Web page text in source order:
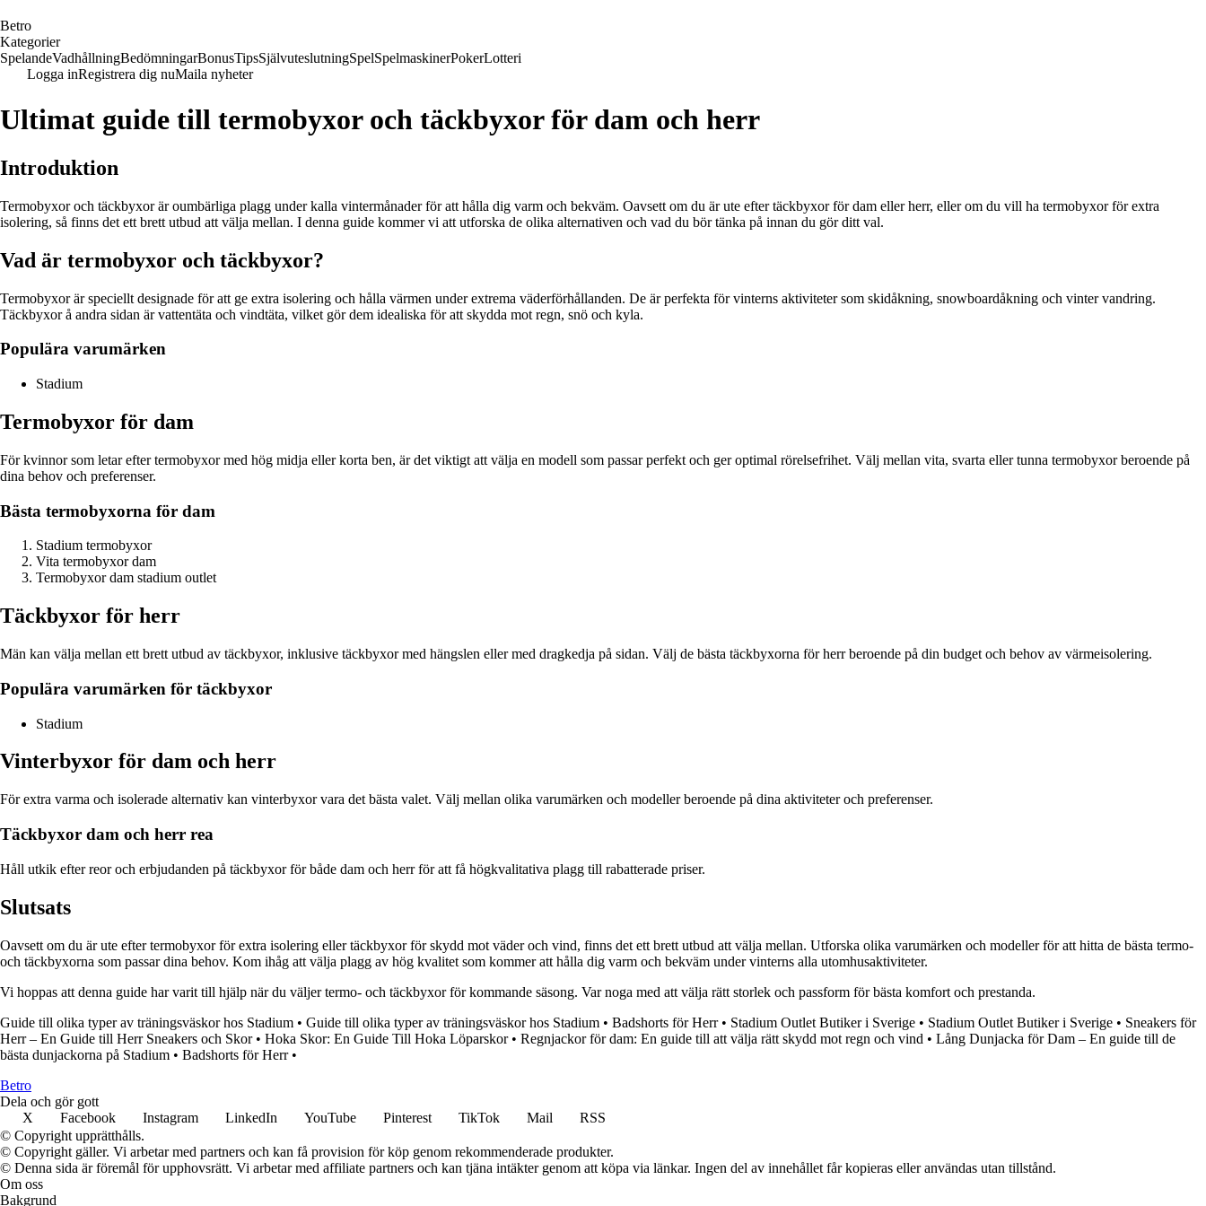
Betro
Kategorier
SpelandeVadhållningBedömningarBonusTipsSjälvuteslutningSpelSpelmaskinerPokerLotteri
Logga inRegistrera dig nuMaila nyheter
Ultimat guide till termobyxor och täckbyxor för dam och herr
Introduktion
Termobyxor och täckbyxor är oumbärliga plagg under kalla vintermånader för att hålla dig varm och bekväm. Oavsett om du är ute efter täckbyxor för dam eller herr, eller om du vill ha termobyxor för extra
isolering, så finns det ett brett utbud att välja mellan. I denna guide kommer vi att utforska de olika alternativen och vad du bör tänka på innan du gör ditt val.
Vad är termobyxor och täckbyxor?
Termobyxor är speciellt designade för att ge extra isolering och hålla värmen under extrema väderförhållanden. De är perfekta för vinterns aktiviteter som skidåkning, snowboardåkning och vinter vandring.
Täckbyxor å andra sidan är vattentäta och vindtäta, vilket gör dem idealiska för att skydda mot regn, snö och kyla.
Populära varumärken
Stadium
Termobyxor för dam
För kvinnor som letar efter termobyxor med hög midja eller korta ben, är det viktigt att välja en modell som passar perfekt och ger optimal rörelsefrihet. Välj mellan vita, svarta eller tunna termobyxor beroende på
dina behov och preferenser.
Bästa termobyxorna för dam
Stadium termobyxor
Vita termobyxor dam
Termobyxor dam stadium outlet
Täckbyxor för herr
Män kan välja mellan ett brett utbud av täckbyxor, inklusive täckbyxor med hängslen eller med dragkedja på sidan. Välj de bästa täckbyxorna för herr beroende på din budget och behov av värmeisolering.
Populära varumärken för täckbyxor
Stadium
Vinterbyxor för dam och herr
För extra varma och isolerade alternativ kan vinterbyxor vara det bästa valet. Välj mellan olika varumärken och modeller beroende på dina aktiviteter och preferenser.
Täckbyxor dam och herr rea
Håll utkik efter reor och erbjudanden på täckbyxor för både dam och herr för att få högkvalitativa plagg till rabatterade priser.
Slutsats
Oavsett om du är ute efter termobyxor för extra isolering eller täckbyxor för skydd mot väder och vind, finns det ett brett utbud att välja mellan. Utforska olika varumärken och modeller för att hitta de bästa termo-
och täckbyxorna som passar dina behov. Kom ihåg att välja plagg av hög kvalitet som kommer att hålla dig varm och bekväm under vinterns alla utomhusaktiviteter.
Vi hoppas att denna guide har varit till hjälp när du väljer termo- och täckbyxor för kommande säsong. Var noga med att välja rätt storlek och passform för bästa komfort och prestanda.
Guide till olika typer av träningsväskor hos Stadium • Guide till olika typer av träningsväskor hos Stadium • Badshorts för Herr• Stadium Outlet Butiker i Sverige • Stadium Outlet Butiker i Sverige • Sneakers för
Herr – En Guide till Herr Sneakers och Skor• Hoka Skor: En Guide Till Hoka Löparskor• Regnjackor för dam: En guide till att välja rätt skydd mot regn och vind • Lång Dunjacka för Dam – En guide till de
bästa dunjackorna på Stadium • Badshorts för Herr•
Betro
Dela och gör gott
X
Facebook Instagram LinkedIn YouTube Pinterest TikTok Mail
RSS
© Copyright upprätthålls.
© Copyright gäller. Vi arbetar med partners och kan få provision för köp genom rekommenderade produkter.
© Denna sida är föremål för upphovsrätt. Vi arbetar med affiliate partners och kan tjäna intäkter genom att köpa via länkar. Ingen del av innehållet får kopieras eller användas utan tillstånd.
Om oss
Bakgrund